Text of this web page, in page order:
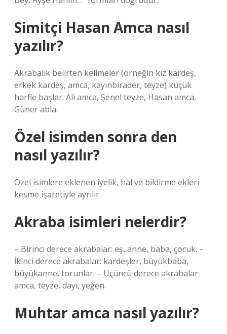
Simitçi Hasan Amca nasıl
yazılır?
Akrabalık belirten kelimeler (örneğin kız kardeş,
erkek kardeş, amca, kayınbirader, teyze) küçük
harfle başlar: Ali amca, Şenel teyze, Hasan amca,
Güner abla.
Özel isimden sonra den
nasıl yazılır?
Özel isimlere eklenen iyelik, hal ve bildirme ekleri
kesme işaretiyle ayrılır.
Akraba isimleri nelerdir?
– Birinci derece akrabalar: eş, anne, baba, çocuk. –
İkinci derece akrabalar: kardeşler, büyükbaba,
büyükanne, torunlar. – Üçüncü derece akrabalar:
amca, teyze, dayı, yeğen.
Muhtar amca nasıl yazılır?